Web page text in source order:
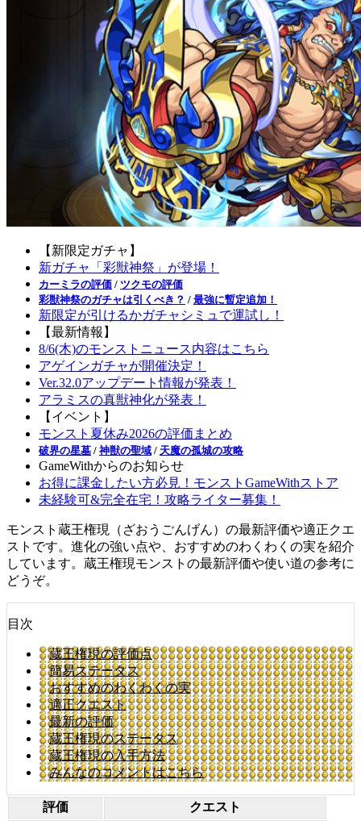
【新限定ガチャ】
新ガチャ「彩獣神祭」が登場！
カーミラの評価 / ツクモの評価
彩獣神祭のガチャは引くべき？ / 最強に暫定追加！
新限定が引けるかガチャシミュで運試し！
【最新情報】
8/6(木)のモンストニュース内容はこちら
アゲインガチャが開催決定！
Ver.32.0アップデート情報が発表！
アラミスの真獣神化が発表！
【イベント】
モンスト夏休み2026の評価まとめ
破界の星墓 / 神獣の聖域 / 天魔の孤城の攻略
GameWithからのお知らせ
お得に課金したい方必見！モンストGameWithストア
未経験可&完全在宅！攻略ライター募集！
モンスト蔵王権現（ざおうごんげん）の最新評価や適正クエ
ストです。進化の強い点や、おすすめのわくわくの実を紹介
しています。蔵王権現モンストの最新評価や使い道の参考に
どうぞ。
目次
蔵王権現の評価点
簡易ステータス
おすすめのわくわくの実
適正クエスト
最新の評価
蔵王権現のステータス
蔵王権現の入手方法
みんなのコメントはこちら
評価 クエスト